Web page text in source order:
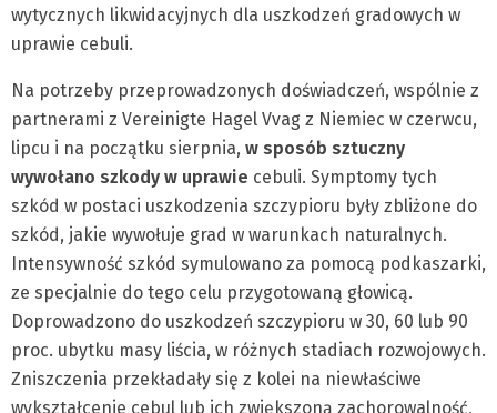
wytycznych likwidacyjnych dla uszkodzeń gradowych w
uprawie cebuli.
Na potrzeby przeprowadzonych doświadczeń, wspólnie z
partnerami z Vereinigte Hagel Vvag z Niemiec w czerwcu,
lipcu i na początku sierpnia, w sposób sztuczny
wywołano szkody w uprawie cebuli. Symptomy tych
szkód w postaci uszkodzenia szczypioru były zbliżone do
szkód, jakie wywołuje grad w warunkach naturalnych.
Intensywność szkód symulowano za pomocą podkaszarki,
ze specjalnie do tego celu przygotowaną głowicą.
Doprowadzono do uszkodzeń szczypioru w 30, 60 lub 90
proc. ubytku masy liścia, w różnych stadiach rozwojowych.
Zniszczenia przekładały się z kolei na niewłaściwe
wykształcenie cebul lub ich zwiększoną zachorowalność,